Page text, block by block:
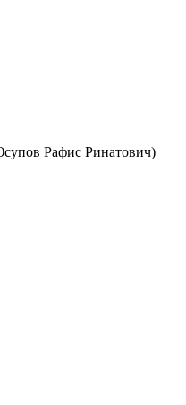
Рафис Ринатович)